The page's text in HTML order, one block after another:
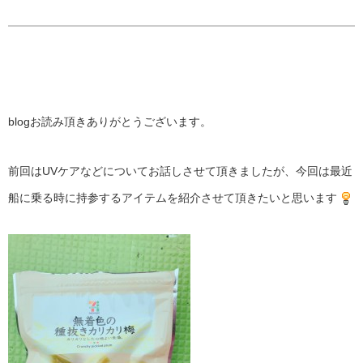
blogお読み頂きありがとうございます。
前回はUVケアなどについてお話しさせて頂きましたが、今回は最近
船に乗る時に持参するアイテムを紹介させて頂きたいと思います